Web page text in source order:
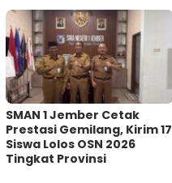
SMAN 1 Jember Cetak
Prestasi Gemilang, Kirim 17
Siswa Lolos OSN 2026
Tingkat Provinsi